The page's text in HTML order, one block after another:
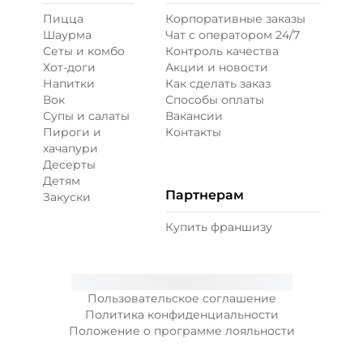
Пользовательское соглашение
Политика конфиденциальности
Положение о программе лояльности
Пицца
Шаурма
Сеты и комбо
Хот-доги
Напитки
Вок
Супы и салаты
Пироги и
хачапури
Десерты
Детям
Закуски
Корпоративные заказы
Чат с оператором 24/7
Контроль качества
Акции и новости
Как сделать заказ
Способы оплаты
Вакансии
Контакты
Партнерам
Купить франшизу